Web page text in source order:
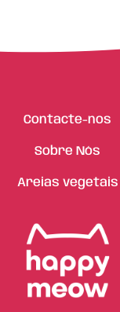
Contacte-nos
Sobre Nós
Areias vegetais